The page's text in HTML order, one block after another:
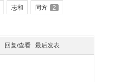
志和 同方 2
回复/查看 最后发表